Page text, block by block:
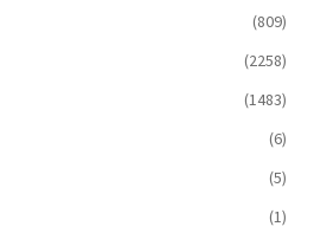
(809)
(2258)
(1483)
(6)
(5)
(1)